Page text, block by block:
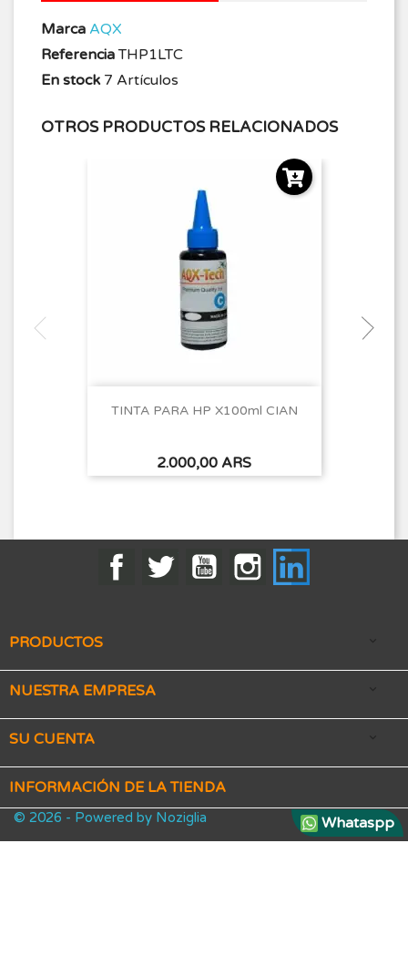
Marca AQX
Referencia THP1LTC
En stock 7 Artículos
OTROS PRODUCTOS RELACIONADOS
TINTA PARA HP X100ml CIAN
Precio
2.000,00 ARS
FacebookTwitter YouTubeInstagram
PRODUCTOS 
NUESTRA EMPRESA 
SU CUENTA 
INFORMACIÓN DE LA TIENDA
Whataspp
© 2026 - Powered by Noziglia